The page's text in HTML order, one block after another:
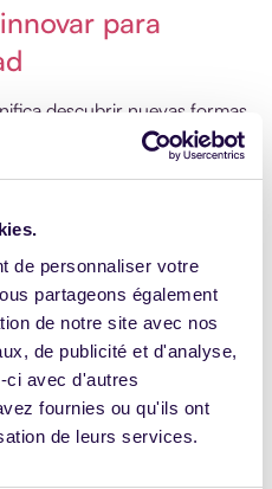
de personnaliser votre
partageons également
de notre site avec nos
de publicité et d'analyse,
ci avec d'autres
fournies ou qu'ils ont
de leurs services.
para
descubrir nuevas formas
o servicios que podrían
de formación.
del negocio:
gestionar mejor la
entre formadores y
Actualmente,
y servicios que permiten
actividad.
para complacer mejor a
digitales actuales permiten
fidelizar a sus clientes